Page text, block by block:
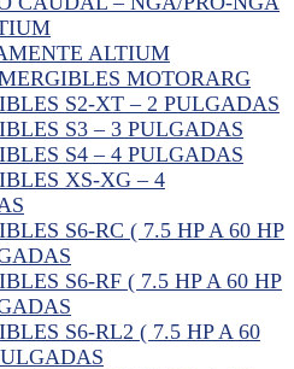
ALTIUM
MOTORARG
S2-XT – 2 PULGADAS
S3 – 3 PULGADAS
S4 – 4 PULGADAS
XS-XG – 4
S6-RC ( 7.5 HP A 60 HP
S6-RF ( 7.5 HP A 60 HP
S6-RL2 ( 7.5 HP A 60